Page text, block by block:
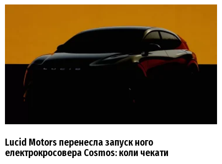
Lucid Motors перенесла запуск ного
електрокросовера Cosmos: коли чекати